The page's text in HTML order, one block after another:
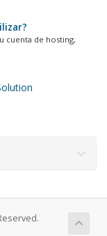
cuenta de hosting,